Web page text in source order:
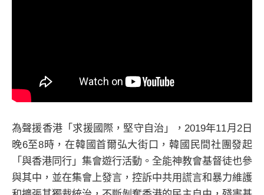
為聲援香港「求援國際，堅守自治」，2019年11月2日
晚6至8時，在韓國首爾弘大街口，韓國民間社團發起
「與香港同行」集會遊行活動。全能神教會基督徒也參
與其中，並在集會上發言，控訴中共用謊言和暴力維護